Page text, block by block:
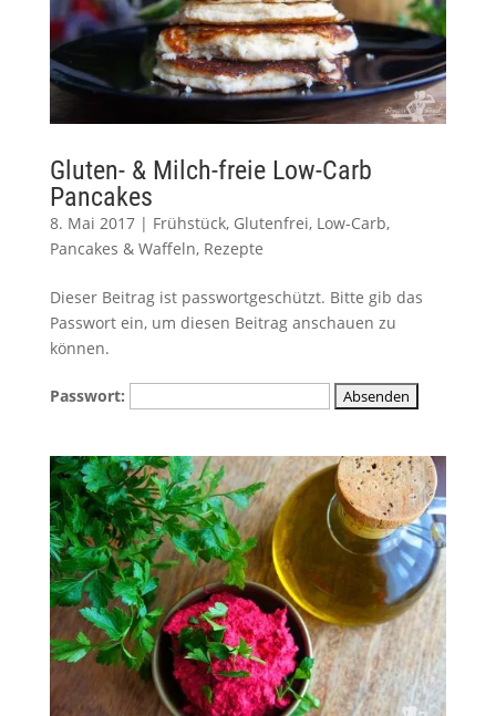
Gluten- & Milch-freie Low-Carb
Pancakes
8. Mai 2017| Frühstück, Glutenfrei, Low-Carb,
Pancakes & Waffeln, Rezepte
Dieser Beitrag ist passwortgeschützt. Bitte gib das
Passwort ein, um diesen Beitrag anschauen zu
können.
Passwort: